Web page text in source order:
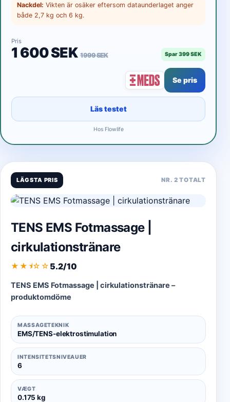
Nackdel: Vikten är osäker eftersom dataunderlaget anger
både 2,7 kg och 6 kg.
Pris
1 600 SEK 1 999 SEK Spar 399 SEK
Se pris
Läs testet
Hos Flowlife
LÄGSTA PRIS NR. 2 TOTALT
TENS EMS Fotmassage |
cirkulationstränare
★★ ★☆☆ 5.2/10
TENS EMS Fotmassage | cirkulationstränare –
produktomdöme
MASSAGETEKNIK
EMS/TENS-elektrostimulation
INTENSITETSNIVEAUER
6
VÆGT
0.175 kg